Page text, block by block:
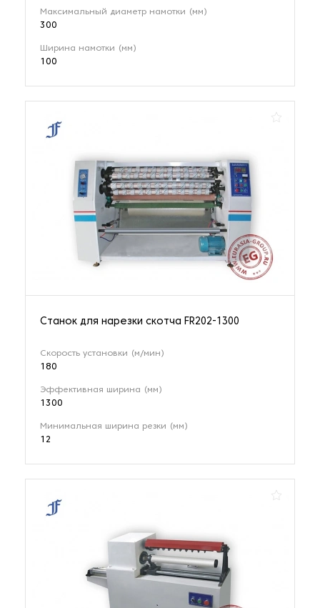
Максимальный диаметр намотки (мм)
300
Ширина намотки (мм)
100
Станок для нарезки скотча FR202-1300
Скорость установки (м/мин)
180
Эффективная ширина (мм)
1300
Минимальная ширина резки (мм)
12